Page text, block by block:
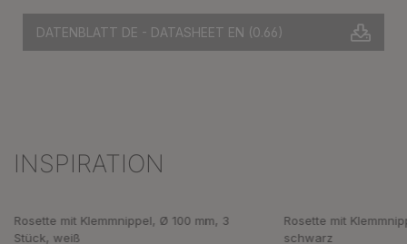
DATENBLATT DE - DATASHEET EN (0.66)
Produktgalerie überspringen
INSPIRATION
Rosette mit Klemmnippel, Ø 100 mm, 3
Stück, weiß
Rosette mit
schwarz